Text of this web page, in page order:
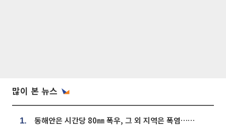
많이 본 뉴스
1. 동해안은 시간당 80㎜ 폭우, 그 외 지역은 폭염…‘극과 극 날씨’